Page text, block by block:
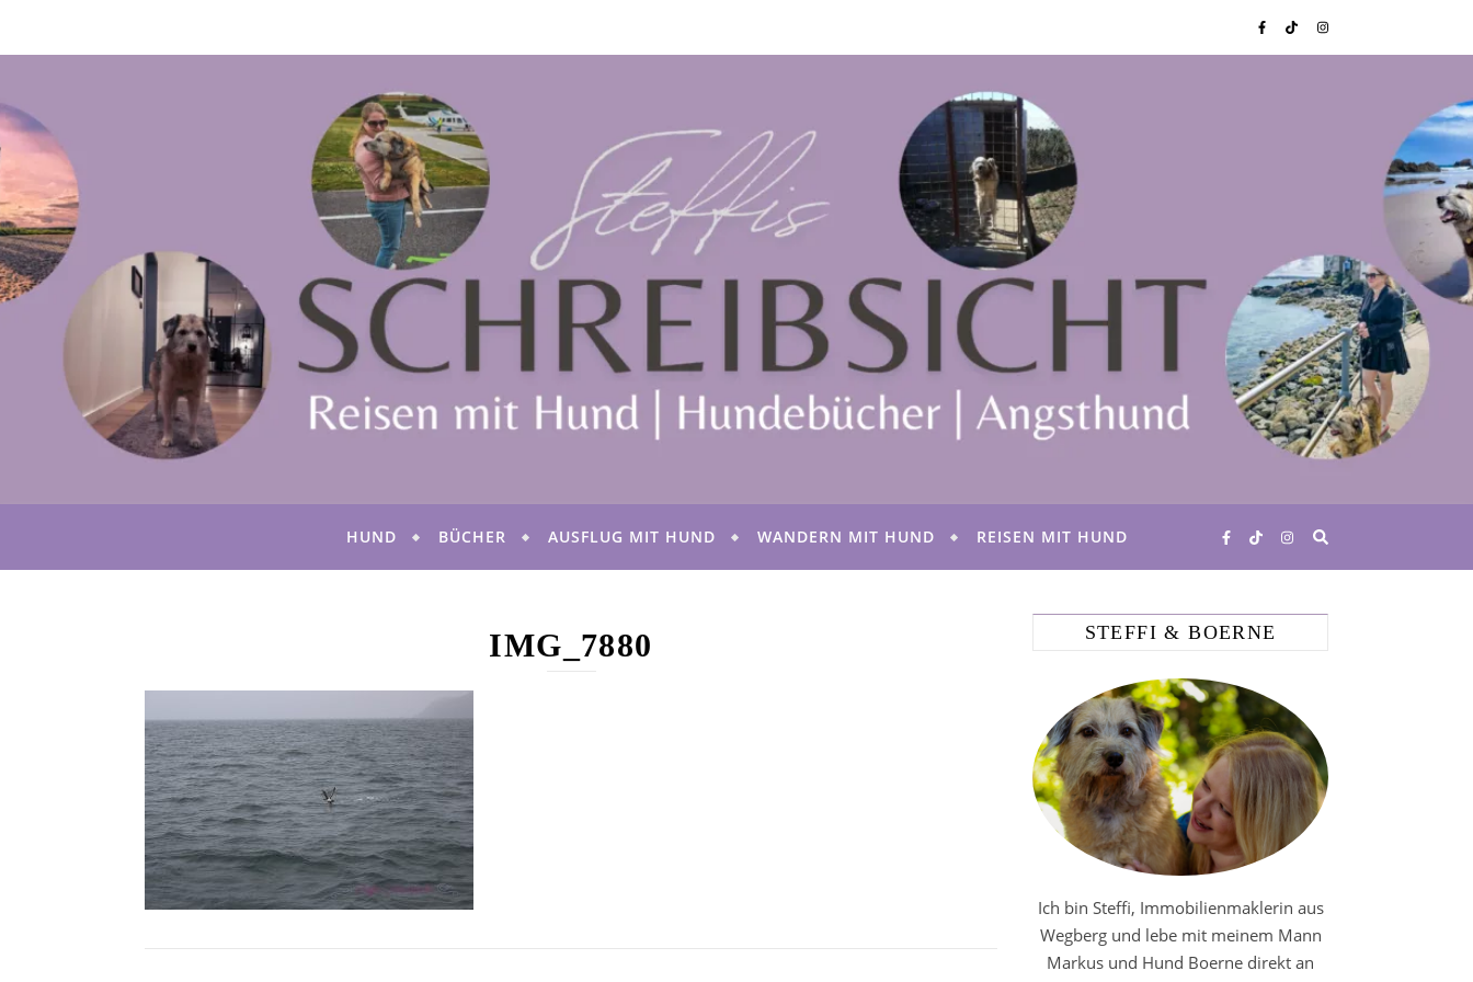
HUND BÜCHER AUSFLUG MIT HUND WANDERN MIT HUND REISEN MIT HUND
IMG_7880 STEFFI & BOERNE
Ich bin Steffi, Immobilienmaklerin aus
Wegberg und lebe mit meinem Mann
Markus und Hund Boerne direkt an